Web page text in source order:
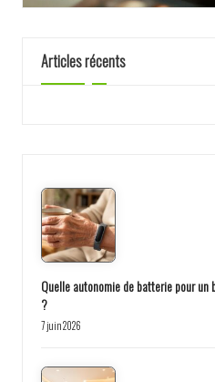
Articles récents
Quelle autonomie de batterie pour
?
7 juin 2026